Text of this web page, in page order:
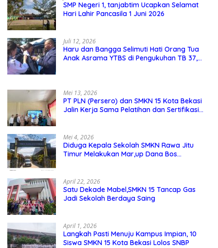
SMP Negeri 1, tanjabtim Ucapkan Selamat
Hari Lahir Pancasila 1 Juni 2026
Juli 12, 2026
Haru dan Bangga Selimuti Hati Orang Tua
Anak Asrama YTBS di Pengukuhan TB 37,
Mei 13, 2026
PT PLN (Persero) dan SMKN 15 Kota Bekasi
Jalin Kerja Sama Pelatihan dan Sertifikasi
Mei 4, 2026
Diduga Kepala Sekolah SMKN Rawa Jitu
Timur Melakukan Mar,up Dana Bos
April 22, 2026
Satu Dekade Mabel,SMKN 15 Tancap Gas
Jadi Sekolah Berdaya Saing
April 1, 2026
Langkah Pasti Menuju Kampus Impian, 10
Siswa SMKN 15 Kota Bekasi Lolos SNBP